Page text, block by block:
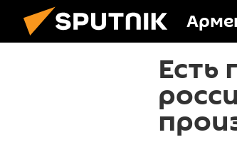
Есть